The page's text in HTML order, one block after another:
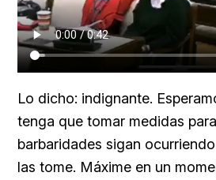
Lo dicho: indignante.
tenga que tomar medidas
barbaridades sigan
las tome. Máxime en un